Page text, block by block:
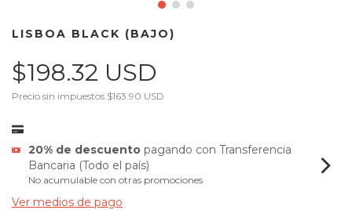
LISBOA BLACK (BAJO)
$198.32 USD
Precio sin impuestos $163.90 USD
20% de descuentopagando con Transferencia
Bancaria (Todo el país)
No acumulable con otras promociones
Ver medios de pago